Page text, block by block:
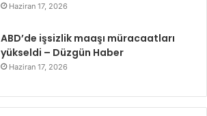
Haziran 17, 2026
ABD’de işsizlik maaşı müracaatları
yükseldi – Düzgün Haber
Haziran 17, 2026